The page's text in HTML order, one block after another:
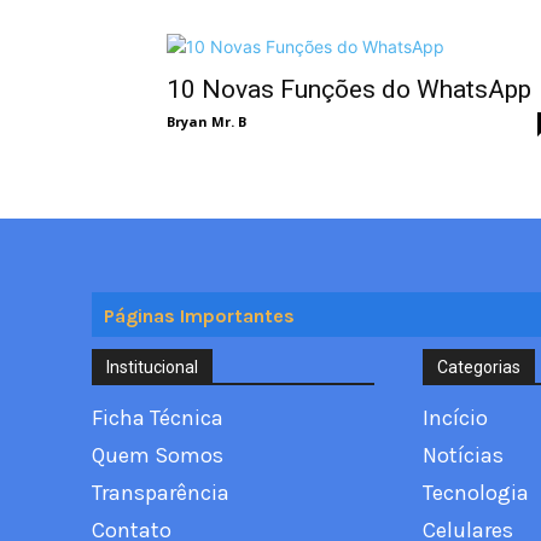
10 Novas Funções do WhatsApp
Bryan Mr. B
Páginas Importantes
Institucional
Ficha Técnica
Quem Somos
Transparência
Contato
Categorias
Incício
Notícias
Tecnologia
Celulares